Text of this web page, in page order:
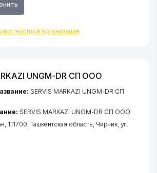
относится организация
UNGM-DR СП ООО
SERVIS MARKAZI UNGM-DR СП
SERVIS MARKAZI UNGM-DR СП ООО
111700,Ташкентская область, Чирчик,ул.